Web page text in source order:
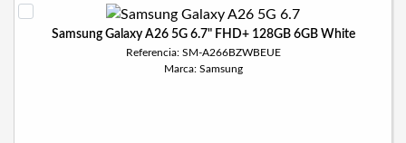
Samsung Galaxy A26 5G 6.7" FHD+ 128GB 6GB White
Referencia: SM-A266BZWBEUE
Marca: Samsung